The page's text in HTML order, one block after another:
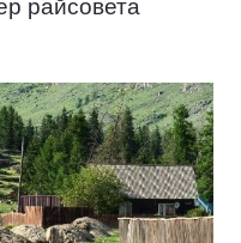
райсовета